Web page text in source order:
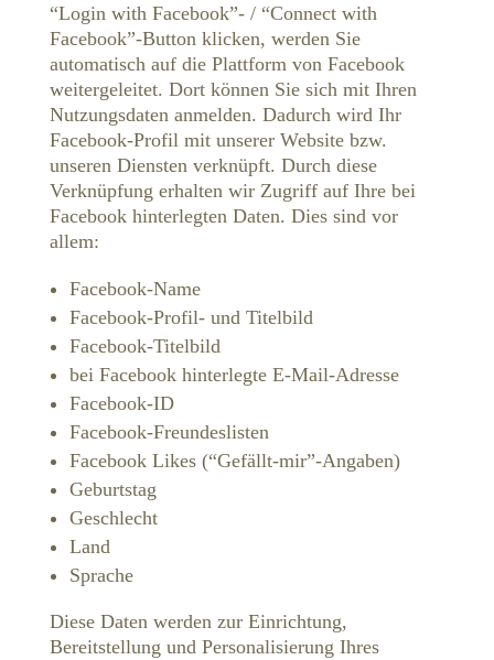
“Login with Facebook”- / “Connect with
Facebook”-Button klicken, werden Sie
automatisch auf die Plattform von Facebook
weitergeleitet. Dort können Sie sich mit Ihren
Nutzungsdaten anmelden. Dadurch wird Ihr
Facebook-Profil mit unserer Website bzw.
unseren Diensten verknüpft. Durch diese
Verknüpfung erhalten wir Zugriff auf Ihre bei
Facebook hinterlegten Daten. Dies sind vor
allem:
Facebook-Name
Facebook-Profil- und Titelbild
Facebook-Titelbild
bei Facebook hinterlegte E-Mail-Adresse
Facebook-ID
Facebook-Freundeslisten
Facebook Likes (“Gefällt-mir”-Angaben)
Geburtstag
Geschlecht
Land
Sprache
Diese Daten werden zur Einrichtung,
Bereitstellung und Personalisierung Ihres